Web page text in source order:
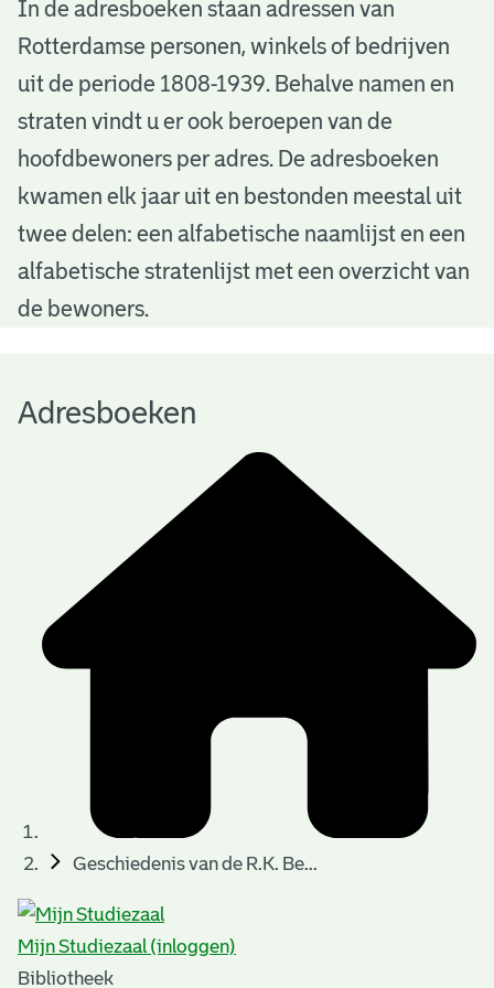
A
d
e
b
o
e
e
In de adresboeken staan adressen van
Rotterdamse personen, winkels of bedrijven
uit de periode 1808-1939. Behalve namen en
straten vindt u er ook beroepen van de
hoofdbewoners per adres. De adresboeken
kwamen elk jaar uit en bestonden meestal uit
twee delen: een alfabetische naamlijst en een
alfabetische stratenlijst met een overzicht van
de bewoners.
Adresboeken
Geschiedenis van de R.K. Be...
Mijn Studiezaal (inloggen)
Bibliotheek